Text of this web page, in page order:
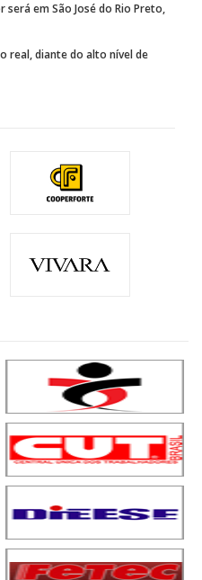
em São José do Rio Preto,
real, diante do alto nível de